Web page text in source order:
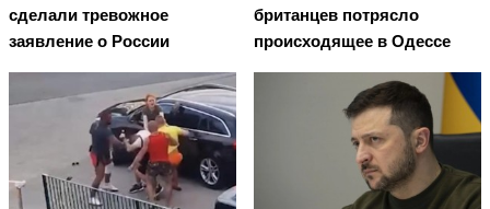
сделали тревожное
заявление о России
британцев потрясло
происходящее в Одессе